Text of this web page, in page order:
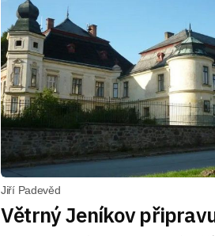
Jiří Padevěd
Větrný Jeníkov